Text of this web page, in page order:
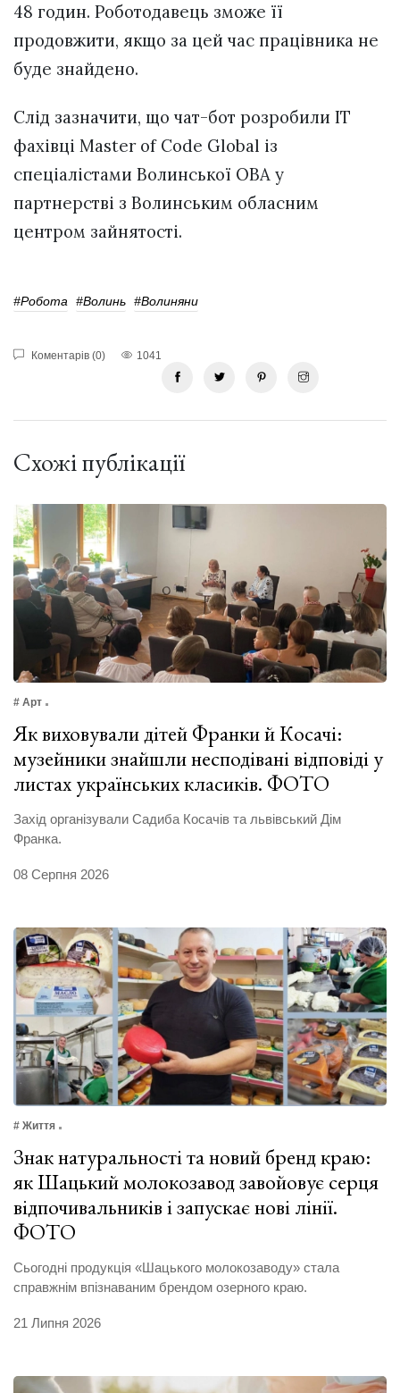
48 годин. Роботодавець зможе її
продовжити, якщо за цей час працівника не
буде знайдено.
Слід зазначити, що чат-бот розробили ІТ
фахівці Master of Code Global із
спеціалістами Волинської ОВА у
партнерстві з Волинським обласним
центром зайнятості.
#робота #волинь #волиняни
Коментарів (0) 1041
Схожі публікації
# Арт
Як виховували дітей Франки й Косачі:
музейники знайшли несподівані відповіді у
листах українських класиків. ФОТО
Захід організували Садиба Косачів та львівський Дім
Франка.
08 Серпня 2026
# Життя
Знак натуральності та новий бренд краю:
як Шацький молокозавод завойовує серця
відпочивальників і запускає нові лінії.
ФОТО
Сьогодні продукція «Шацького молокозаводу» стала
справжнім впізнаваним брендом озерного краю.
21 Липня 2026